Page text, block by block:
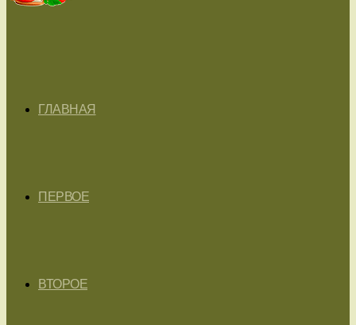
ГЛАВНАЯ
ПЕРВОЕ
ВТОРОЕ